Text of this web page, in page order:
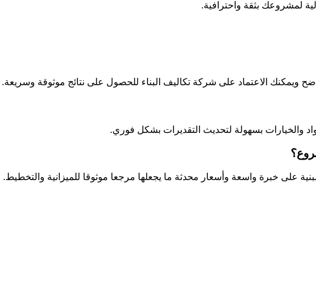
لمشروعك بثقة واحترافية.
ويمكنك الاعتماد على شركة تكاليف البناء للحصول على نتائج موثوقة وسريعة.
والخيارات بسهولة لتحديث التقديرات بشكل فوري.
على خبرة واسعة وأسعار محدثة ما يجعلها مرجعا موثوقا للميزانية والتخطيط.